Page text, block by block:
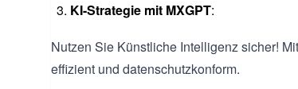
KI-Strategie mit MXGPT:
Nutzen Sie Künstliche Intelligenz sicher!
effizient und datenschutzkonform.